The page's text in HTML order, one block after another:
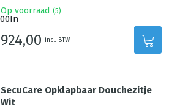
Op voorraad (5)
924,00 incl. BTW
SecuCare Opklapbaar Douchezitje
Wit